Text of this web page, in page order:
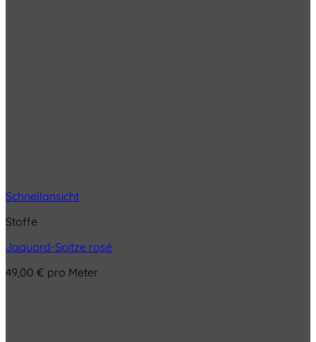
Schnellansicht
Stoffe
Jaquard-Spitze rosé
49,00 € pro Meter